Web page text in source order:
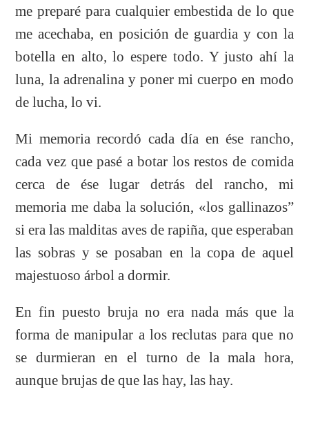
me preparé para cualquier embestida de lo que
me acechaba, en posición de guardia y con la
botella en alto, lo espere todo. Y justo ahí la
luna, la adrenalina y poner mi cuerpo en modo
de lucha, lo vi.
Mi memoria recordó cada día en ése rancho,
cada vez que pasé a botar los restos de comida
cerca de ése lugar detrás del rancho, mi
memoria me daba la solución, «los gallinazos”
si era las malditas aves de rapiña, que esperaban
las sobras y se posaban en la copa de aquel
majestuoso árbol a dormir.
En fin puesto bruja no era nada más que la
forma de manipular a los reclutas para que no
se durmieran en el turno de la mala hora,
aunque brujas de que las hay, las hay.